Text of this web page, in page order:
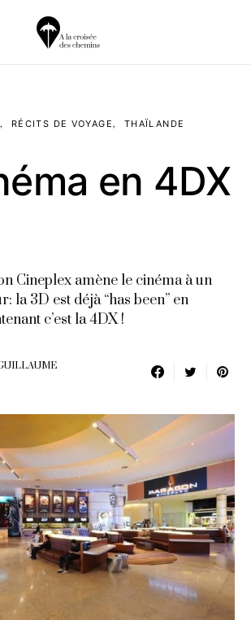
RÉCITS DE VOYAGE THAÏLANDE
en 4DX
Cineplex amène le cinéma à un
la 3D est déjà “has been” en
c’est la 4DX !